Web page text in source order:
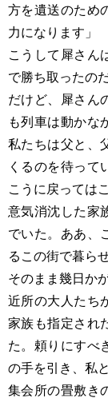
方を遺送のため
力になります」
こうして犀さん
で勝ち取ったのだ
だけど、犀さん
も列車は動かな
私たちは父と、
くるのを待って
こうに戻っては
意気消沈した家
でいた。ああ、
るこの街で暮
そのまま幾日か
近所の大人たち
家族も指定され
た。頼りにすべ
の手を引き、私
集会所の畳敷き